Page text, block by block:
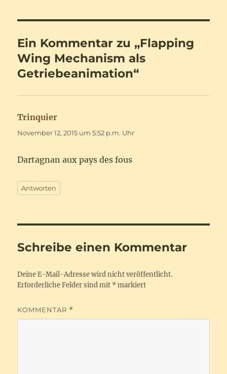
Ein Kommentar zu „Flapping
Wing Mechanism als
Getriebeanimation“
Trinquier
November 12, 2015 um 5:52 p.m. Uhr
Dartagnan aux pays des fous
Antworten
Schreibe einen Kommentar
Deine E-Mail-Adresse wird nicht veröffentlicht.
Erforderliche Felder sind mit * markiert
KOMMENTAR *